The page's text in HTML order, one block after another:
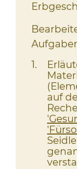
1
auf